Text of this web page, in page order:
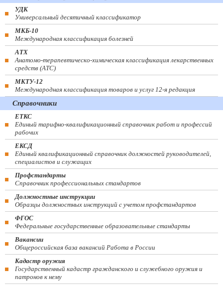
УДК
Универсальный десятичный классификатор
МКБ-10
Международная классификация болезней
АТХ
Анатомо-терапевтическо-химическая классификация лекарственных
средств (ATC)
МКТУ-12
Международная классификация товаров и услуг 12-я редакция
Справочники
ЕТКС
Единый тарифно-квалификационный справочник работ и профессий
рабочих
ЕКСД
Единый квалификационный справочник должностей руководителей,
специалистов и служащих
Профстандарты
Справочник профессиональных стандартов
Должностные инструкции
Образцы должностных инструкций с учетом профстандартов
ФГОС
Федеральные государственные образовательные стандарты
Вакансии
Общероссийская база вакансий Работа в России
Кадастр оружия
Государственный кадастр гражданского и служебного оружия и
патронов к нему